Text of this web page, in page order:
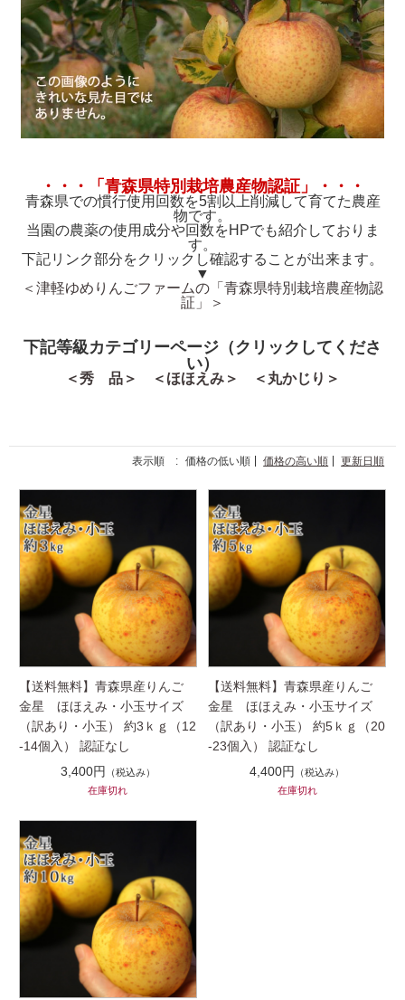
・・・「青森県特別栽培農産物認証」・・・
青森県での慣行使用回数を5割以上削減して育てた農産
物です。
当園の農薬の使用成分や回数をHPでも紹介しておりま
す。
下記リンク部分をクリックし確認することが出来ます。
▼
＜津軽ゆめりんごファームの「青森県特別栽培農産物認
証」＞
下記等級カテゴリーページ（クリックしてくださ
い）
＜秀 品＞ ＜ほほえみ＞ ＜丸かじり＞
表示順 : 価格の低い順 価格の高い順 更新日順
【送料無料】青森県産りんご
金星 ほほえみ・小玉サイズ
（訳あり・小玉） 約3ｋｇ（12
-14個入） 認証なし
3,400円
（税込み）
在庫切れ
【送料無料】青森県産りんご
金星 ほほえみ・小玉サイズ
（訳あり・小玉） 約5ｋｇ（20
-23個入） 認証なし
4,400円
（税込み）
在庫切れ